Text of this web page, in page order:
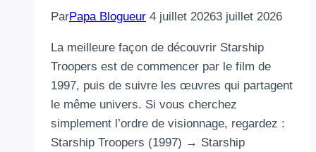
ParPapa Blogueur 4 juillet 20263 juillet 2026
La meilleure façon de découvrir Starship
Troopers est de commencer par le film de
1997, puis de suivre les œuvres qui partagent
le même univers. Si vous cherchez
simplement l’ordre de visionnage, regardez :
Starship Troopers (1997) → Starship